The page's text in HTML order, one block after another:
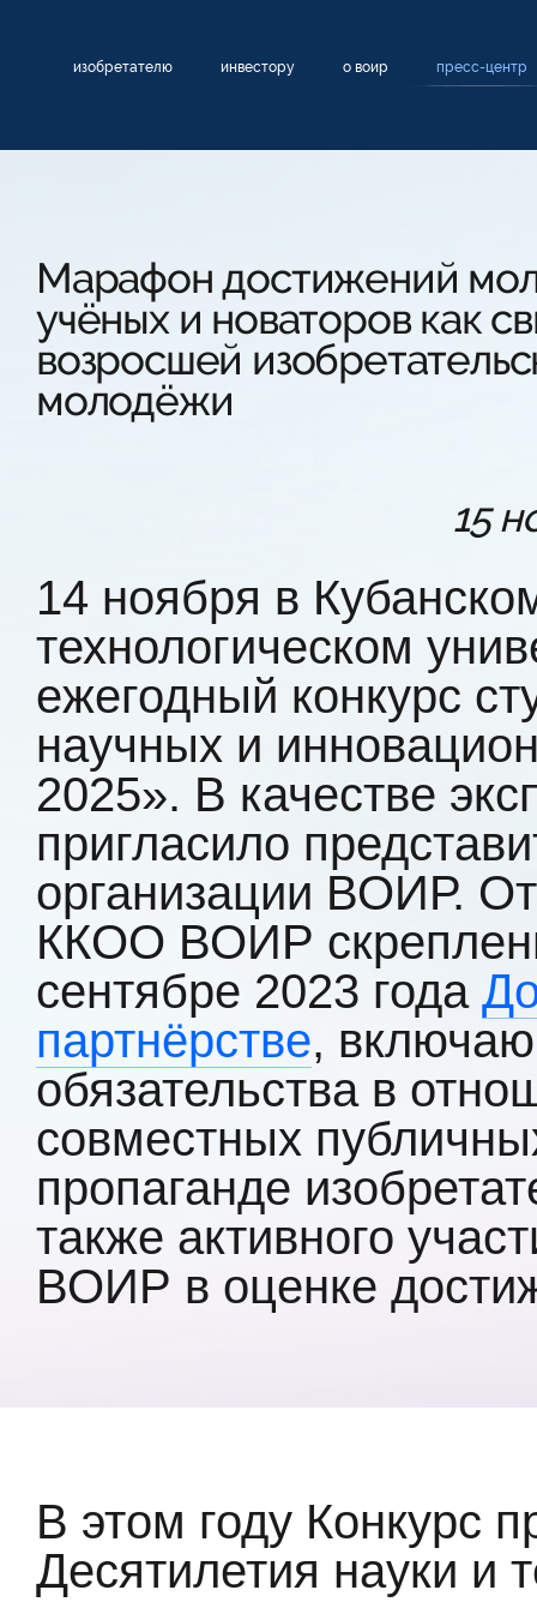
изобретателю инвестору о воир пресс-центр
Марафон достижений
учёных и новаторов как
возросшей
молодёжи
15
14 ноября в
технологическом
ежегодный конкурс
научных и
2025». В качестве
пригласило
организации ВОИР.
ККОО ВОИР
сентябре 2023 года
партнёрстве,
обязательства в
совместных
пропаганде
также активного
ВОИР в оценке
В этом году Конкурс
Десятилетия науки и